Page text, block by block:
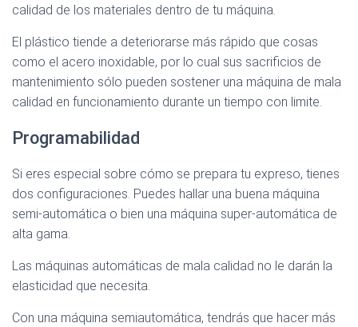
calidad de los materiales dentro de tu máquina.
El plástico tiende a deteriorarse más rápido que cosas
como el acero inoxidable, por lo cual sus sacrificios de
mantenimiento sólo pueden sostener una máquina de mala
calidad en funcionamiento durante un tiempo con limite.
Programabilidad
Si eres especial sobre cómo se prepara tu expreso, tienes
dos configuraciones. Puedes hallar una buena máquina
semi-automática o bien una máquina super-automática de
alta gama.
Las máquinas automáticas de mala calidad no le darán la
elasticidad que necesita.
Con una máquina semiautomática, tendrás que hacer más